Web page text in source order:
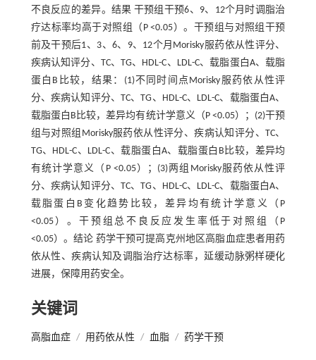
不良反应的差异。结果 干预组干预6、9、12个月时调脂治
疗达标率均高于对照组（P <0.05）。干预组与对照组干预
前及干预后1、3、6、9、12个月Morisky服药依从性评分、
疾病认知评分、TC、TG、HDL-C、LDL-C、载脂蛋白A、载脂
蛋白B比较，结果：(1)不同时间点Morisky服药依从性评
分、疾病认知评分、TC、TG、HDL-C、LDL-C、载脂蛋白A、
载脂蛋白B比较，差异均有统计学意义（P <0.05）；(2)干预
组与对照组Morisky服药依从性评分、疾病认知评分、TC、
TG、HDL-C、LDL-C、载脂蛋白A、载脂蛋白B比较，差异均
有统计学意义（P <0.05）；(3)两组Morisky服药依从性评
分、疾病认知评分、TC、TG、HDL-C、LDL-C、载脂蛋白A、
载脂蛋白B变化趋势比较，差异均有统计学意义（P
<0.05）。干预组总不良反应发生率低于对照组（P
<0.05）。结论 药学干预可提高克州地区高脂血症患者用药
依从性、疾病认知及调脂治疗达标率，延缓动脉粥样硬化
进展，保障用药安全。
关键词
高脂血症 / 用药依从性 / 血脂 / 药学干预